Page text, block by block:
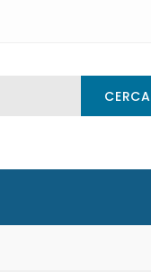
CERCA